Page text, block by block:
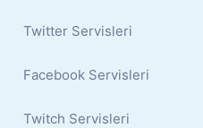
Twitter Servisleri
Facebook Servisleri
Twitch Servisleri